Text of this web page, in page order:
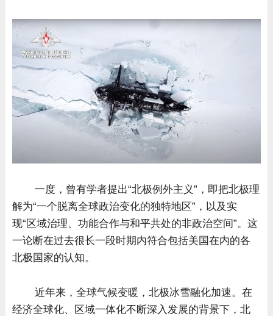
一度，曾有学者提出“北极例外主义”，即把北极理
解为“一个脱离全球政治变化的独特地区”，以及实
现“区域治理、功能合作与和平共处的非政治空间”。这
一论断在过去很长一段时期内符合包括美国在内的各
北极国家的认知。
近年来，全球气候变暖，北极冰雪融化加速。在
经济全球化、区域一体化不断深入发展的背景下，北